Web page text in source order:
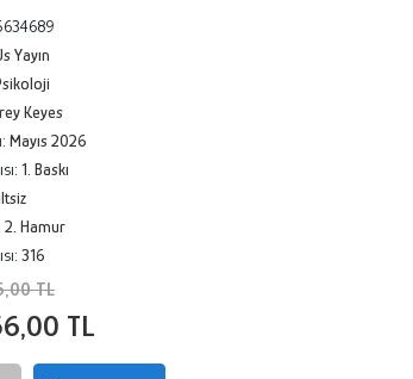
Yayın
Keyes
Mayıs 2026
1. Baskı
2. Hamur
316
TL
TL